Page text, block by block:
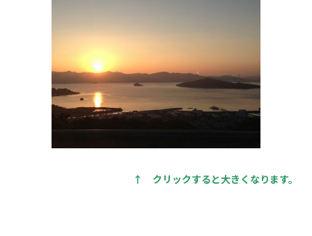
↑ クリックすると大きくなります。